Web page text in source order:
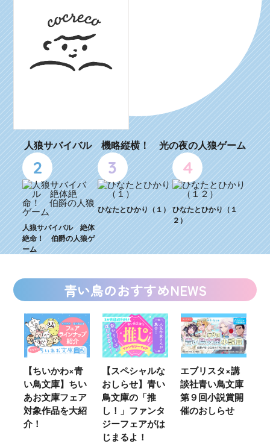
人狼サバイバル 機略縦横！ 光の夜の人狼ゲーム
2
人狼サバイバル 絶体
絶命！ 伯爵の人狼ゲ
ーム
3
ひなたとひかり（１）
4
ひなたとひかり（１
２）
青い鳥のおすすめNEWS
【ちいかわ×青
い鳥文庫】ちい
あお文庫フェア
対象作品を大紹
介！
【スペシャルな
おしらせ】青い
鳥文庫の「推
し！」ファンタ
ジーフェアがは
じまるよ！
エブリスタ×講
談社青い鳥文庫
第９回小説賞開
催のおしらせ